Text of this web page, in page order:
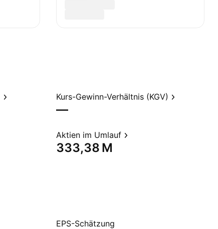
Kurs-Gewinn-Verhältnis (KGV)
—
Aktien im Umlauf
‪333,38 M‬
EPS-Schätzung